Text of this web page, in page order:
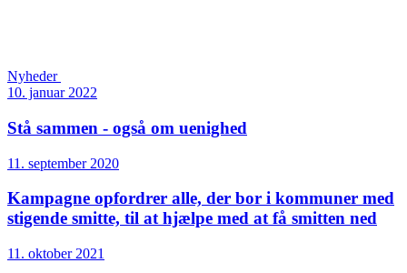
Nyheder
10. januar 2022
Stå sammen - også om uenighed
11. september 2020
Kampagne opfordrer alle, der bor i kommuner med
stigende smitte, til at hjælpe med at få smitten ned
11. oktober 2021